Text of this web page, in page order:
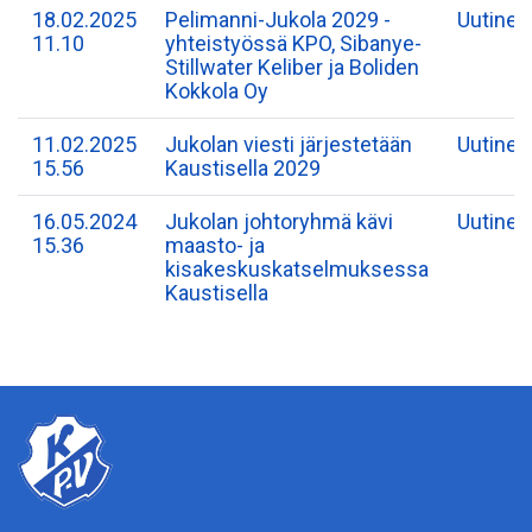
18.02.2025
11.10
​Pelimanni-Jukola 2029 -
yhteistyössä KPO, Sibanye-
Stillwater Keliber ja Boliden
Kokkola Oy
Uutinen
11.02.2025
15.56
Jukolan viesti järjestetään
Kaustisella 2029
Uutinen
16.05.2024
15.36
Jukolan johtoryhmä kävi
maasto- ja
kisakeskuskatselmuksessa
Kaustisella
Uutinen